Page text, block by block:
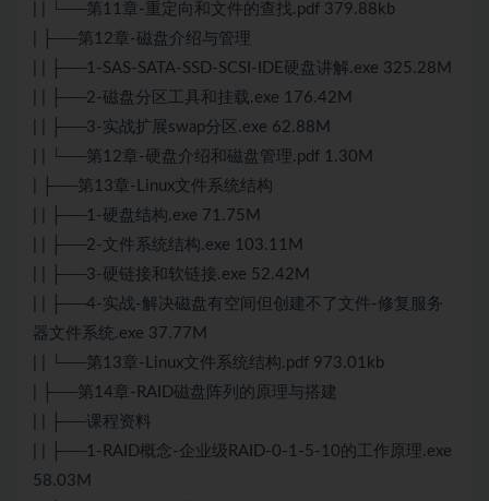
| | └──第11章-重定向和文件的查找.pdf 379.88kb
| ├──第12章-磁盘介绍与管理
| | ├──1-SAS-SATA-SSD-SCSI-IDE硬盘讲解.exe 325.28M
| | ├──2-磁盘分区工具和挂载.exe 176.42M
| | ├──3-实战扩展swap分区.exe 62.88M
| | └──第12章-硬盘介绍和磁盘管理.pdf 1.30M
| ├──第13章-Linux文件系统结构
| | ├──1-硬盘结构.exe 71.75M
| | ├──2-文件系统结构.exe 103.11M
| | ├──3-硬链接和软链接.exe 52.42M
| | ├──4-实战-解决磁盘有空间但创建不了文件-修复服务
器文件系统.exe 37.77M
| | └──第13章-Linux文件系统结构.pdf 973.01kb
| ├──第14章-RAID磁盘阵列的原理与搭建
| | ├──课程资料
| | ├──1-RAID概念-企业级RAID-0-1-5-10的工作原理.exe
58.03M